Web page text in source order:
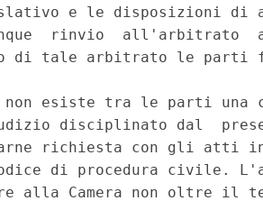
e le disposizioni di
rinvio  all'arbitrato
di tale arbitrato le parti
non esiste tra le parti una
disciplinato dal
richiesta con gli atti
di procedura civile.
alla Camera non oltre